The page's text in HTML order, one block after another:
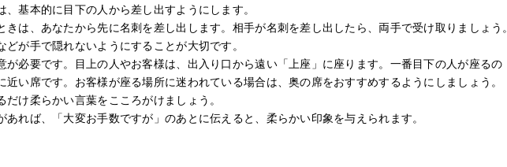
、基本的に目下の人から差し出すようにします。
きは、あなたから先に名刺を差し出します。相手が名刺を差し出したら、両手で受け取りましょう。
が手で隠れないようにすることが大切です。
が必要です。目上の人やお客様は、出入り口から遠い「上座」に座ります。一番目下の人が座るの
近い席です。お客様が座る場所に迷われている場合は、奥の席をおすすめするようにしましょう。
け柔らかい言葉をこころがけましょう。
れば、「大変お手数ですが」のあとに伝えると、柔らかい印象を与えられます。